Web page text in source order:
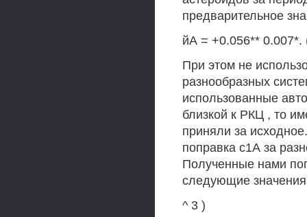
предварительное
йА = +0.056** 0.007*.
При этом не
разнообразных
использованные
близкой к РКЦ , то
приняли за
поправка с1А за
Полученные нами
следующие
^ 3 )